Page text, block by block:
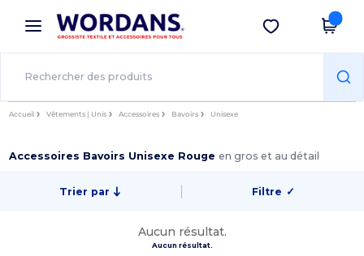
× Appli Wordans
Meilleurs prix sur l’app !
Obtenir l'appli
Accueil Vêtements | Unis Accessoires Bavoirs Unisexe
Accessoires Bavoirs Unisexe Rougeen gros et au détail
Trier par Filtre ✓
Aucun résultat.
Aucun résultat.